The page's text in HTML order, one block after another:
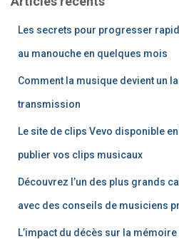
Les secrets pour progresser
au manouche en quelques mois
Comment la musique devient un
transmission
Le site de clips Vevo disponible
publier vos clips musicaux
Découvrez l’un des plus grands
avec des conseils de musiciens
L’impact du décès sur la